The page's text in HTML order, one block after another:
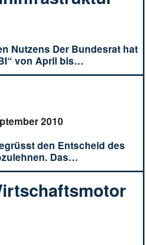
Nutzens Der Bundesrat hat
von April bis…
2010
den Entscheid des
Das…